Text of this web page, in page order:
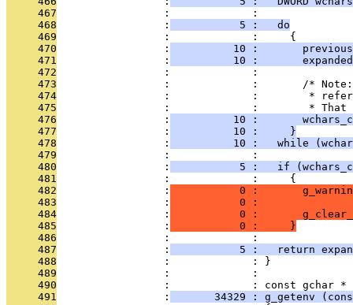
     467
                 :             :
     468
                 :
           5 :   do
     469
                 :             :     {
     470
                 :
10 :
     471
                 :
10 :
     472
                 :             :
     473
:             :       /*
     474
:             :        *
     475
:             :        * That
     476
                 :
10 :
     477
                 :
          10 :     }
     478
                 :
10 :   while
     479
                 :             :
     480
                 :
5 :   if
     481
                 :             :     {
     482
                 :
0 :
     483
                 :
0 :
     484
                 :
0 :
     485
                 :
           0 :     }
     486
                 :             :
     487
                 :
5 :   return
     488
                 :             : }
     489
                 :             :
     490
                 :             : const gchar *
     491
                 :
34329 : g_getenv